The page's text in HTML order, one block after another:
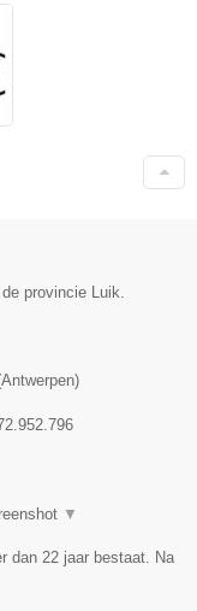
provincie Luik.
Antwerpen)
▼
dan 22 jaar bestaat. Na